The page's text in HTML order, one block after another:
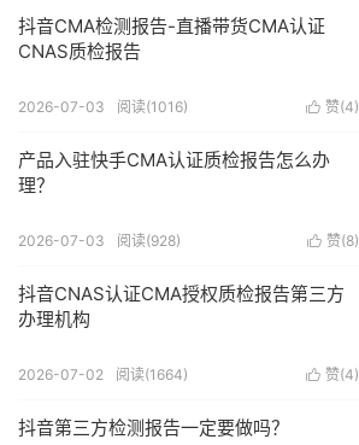
抖音CMA检测报告-直播带货CMA认证
CNAS质检报告
 赞(4)
2026-07-03 阅读(1016)
产品入驻快手CMA认证质检报告怎么办
理？
 赞(8)
2026-07-03 阅读(928)
抖音CNAS认证CMA授权质检报告第三方
办理机构
 赞(4)
2026-07-02 阅读(1664)
抖音第三方检测报告一定要做吗？